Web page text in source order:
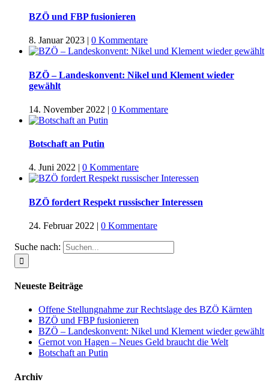
BZÖ und FBP fusionieren
8. Januar 2023 | 0 Kommentare
BZÖ – Landeskonvent: Nikel und Klement wieder
gewählt
14. November 2022 | 0 Kommentare
Botschaft an Putin
4. Juni 2022 | 0 Kommentare
BZÖ fordert Respekt russischer Interessen
24. Februar 2022 | 0 Kommentare
Suche nach:
Neueste Beiträge
Offene Stellungnahme zur Rechtslage des BZÖ Kärnten
BZÖ und FBP fusionieren
BZÖ – Landeskonvent: Nikel und Klement wieder gewählt
Gernot von Hagen – Neues Geld braucht die Welt
Botschaft an Putin
Archiv